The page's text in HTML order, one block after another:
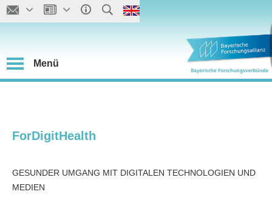
Menü
ForDigitHealth
GESUNDER UMGANG MIT DIGITALEN TECHNOLOGIEN UND
MEDIEN